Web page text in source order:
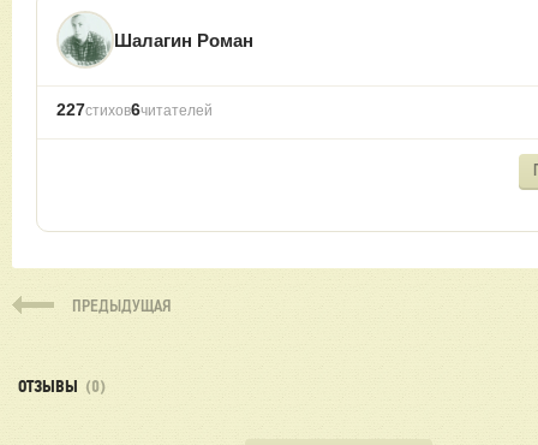
Шалагин Роман
227стихов6читателей
ПРЕДЫДУЩАЯ
ОТЗЫВЫ (0)